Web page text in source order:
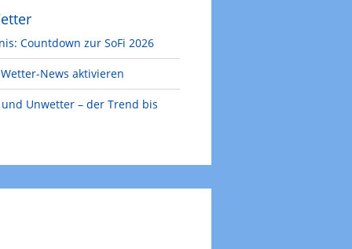
Countdown zur SoFi 2026
News aktivieren
und Unwetter – der Trend bis